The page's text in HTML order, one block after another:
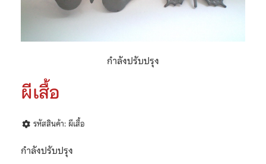
กำลังปรับปรุง
ผีเสื้อ
รหัสสินค้า: ผีเสื้อ
กำลังปรับปรุง